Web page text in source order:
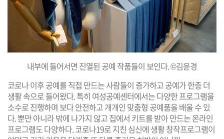
내부에 들어서면 진열된 공예 작품들이 보인다. ©김윤경
코로나 이후 공예를 직접 만드는 사람들이 증가하고 공예가 한층 더
생활 속으로 들어왔다. 특히 여성공예센터에서는 다양한 프로그램을
소수로 진행하며 보다 안전하고 개개인 맞춤형 공예품을 배울 수 있
다. 뿐만 아니라 밖에 나가지 않고 집에서 키트를 받아 만드는 온라인
프로그램도 다양하다. 코로나19로 지친 심신에 생활 창작프로그램이